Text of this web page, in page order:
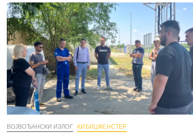
ОСНИВАЊУ
„ИНСТИТУТА
ЗА
АКАДЕМСКО
ДЕЛОВАЊЕ“
У
НОВОМ
САДУ
ВОЈВОЂАНСКИ ИЗЛОГ КИБИЦФЕНСТЕР